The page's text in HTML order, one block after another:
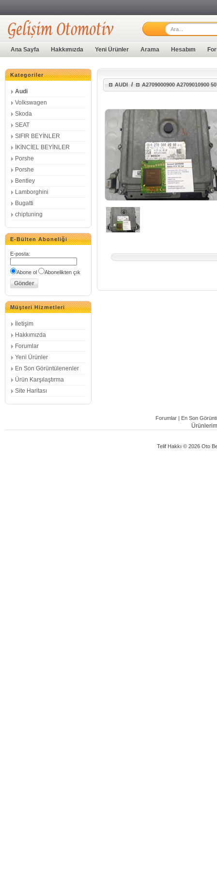
Ana Sayfa Hakkımızda Yeni Ürünler Arama Hesabım
Kategoriler
Audi
Volkswagen
Skoda
SEAT
SIFIR BEYİNLER
İKİNCİEL BEYİNLER
Porshe
Porshe
Bentley
Lamborghini
Bugatti
chiptuning
E-Bülten Aboneliği
E-posta:
Abone ol Abonelikten çık
Müşteri Hizmetleri
İletişim
Hakkımızda
Forumlar
Yeni Ürünler
En Son Görüntülenenler
Ürün Karşılaştırma
Site Haritası
AUDI / A2709000900 A2709010900
Forumlar | En Son
Telif Hakkı © 2026 Oto